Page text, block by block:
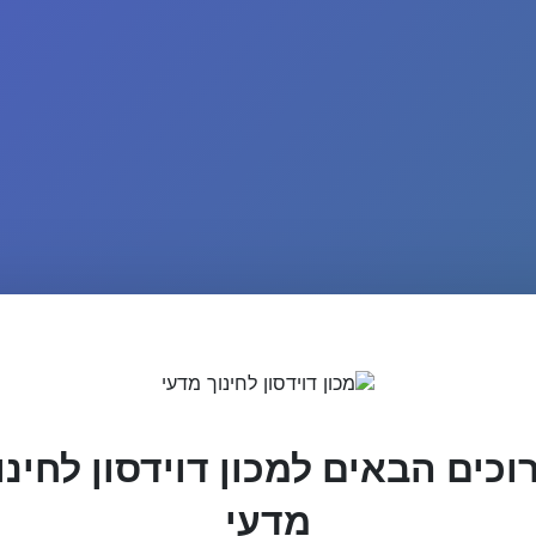
הבאים למכון דוידסון
מדעי